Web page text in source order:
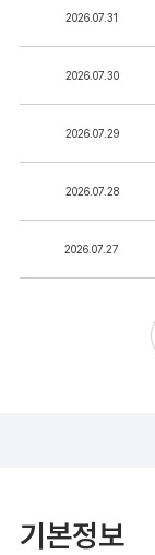
2026.07.31
2026.07.30
2026.07.29
2026.07.28
2026.07.27
기본정보